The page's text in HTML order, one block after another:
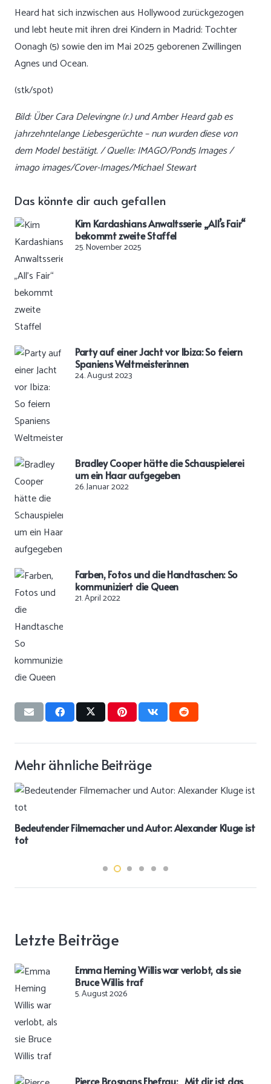
Heard hat sich inzwischen aus Hollywood zurückgezogen
und lebt heute mit ihren drei Kindern in Madrid: Tochter
Oonagh (5) sowie den im Mai 2025 geborenen Zwillingen
Agnes und Ocean.
(stk/spot)
Bild: Über Cara Delevingne (r.) und Amber Heard gab es
jahrzehntelange Liebesgerüchte – nun wurden diese von
dem Model bestätigt. / Quelle: IMAGO/Pond5 Images /
imago images/Cover-Images/Michael Stewart
Das könnte dir auch gefallen
Kim Kardashians Anwaltsserie „All’s Fair“
bekommt zweite Staffel
25. November 2025
Party auf einer Jacht vor Ibiza: So feiern
Spaniens Weltmeisterinnen
24. August 2023
Bradley Cooper hätte die Schauspielerei
um ein Haar aufgegeben
26. Januar 2022
Farben, Fotos und die Handtaschen: So
kommuniziert die Queen
21. April 2022
Mehr ähnliche Beiträge
Bedeutender Filmemacher und Autor: Alexander Kluge ist
tot
Letzte Beiträge
Emma Heming Willis war verlobt, als sie
Bruce Willis traf
5. August 2026
Pierce Brosnans Ehefrau: „Mit dir ist das